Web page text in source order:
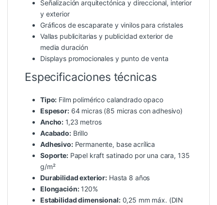
Señalización arquitectónica y direccional, interior
y exterior
Gráficos de escaparate y vinilos para cristales
Vallas publicitarias y publicidad exterior de
media duración
Displays promocionales y punto de venta
Especificaciones técnicas
Tipo: Film polimérico calandrado opaco
Espesor:64 micras (85 micras con adhesivo)
Ancho: 1,23 metros
Acabado:Brillo
Adhesivo:Permanente, base acrílica
Soporte:Papel kraft satinado por una cara, 135
g/m²
Durabilidad exterior: Hasta 8 años
Elongación:120%
Estabilidad dimensional:0,25 mm máx. (DIN